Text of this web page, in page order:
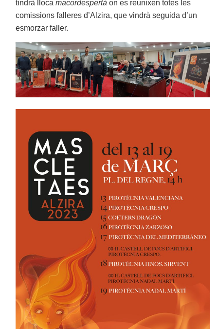
tindrà llocamacordespertàon es reunixen totes les
comissions falleres d’Alzira, que vindrà seguida d’un
esmorzar faller.